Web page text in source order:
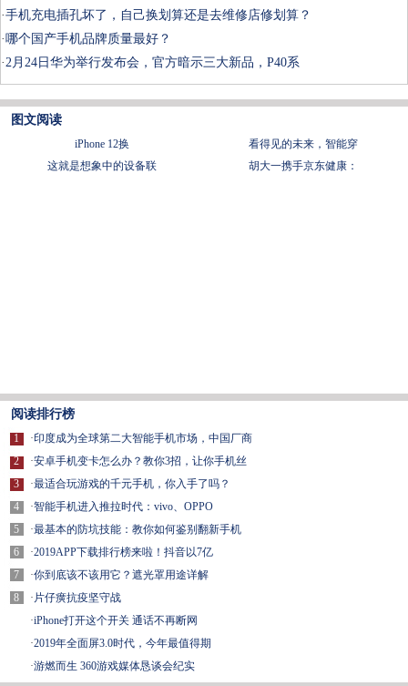
·手机充电插孔坏了，自己换划算还是去维修店修划算？
·哪个国产手机品牌质量最好？
·2月24日华为举行发布会，官方暗示三大新品，P40系
图文阅读
iPhone 12换
看得见的未来，智能穿
这就是想象中的设备联
胡大一携手京东健康：
阅读排行榜
1
2
3
4
5
6
7
8
·印度成为全球第二大智能手机市场，中国厂商
·安卓手机变卡怎么办？教你3招，让你手机丝
·最适合玩游戏的千元手机，你入手了吗？
·智能手机进入推拉时代：vivo、OPPO
·最基本的防坑技能：教你如何鉴别翻新手机
·2019APP下载排行榜来啦！抖音以7亿
·你到底该不该用它？遮光罩用途详解
· 片仔癀抗疫坚守战
·iPhone打开这个开关 通话不再断网
·2019年全面屏3.0时代，今年最值得期
·游燃而生 360游戏媒体恳谈会纪实